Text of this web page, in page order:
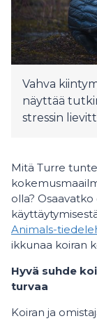
Vahva
näyttää
stressin
Mitä Turre
olla?
Animals-
ikkunaa koiran
Hyvä suhde
turvaa
Koiran ja